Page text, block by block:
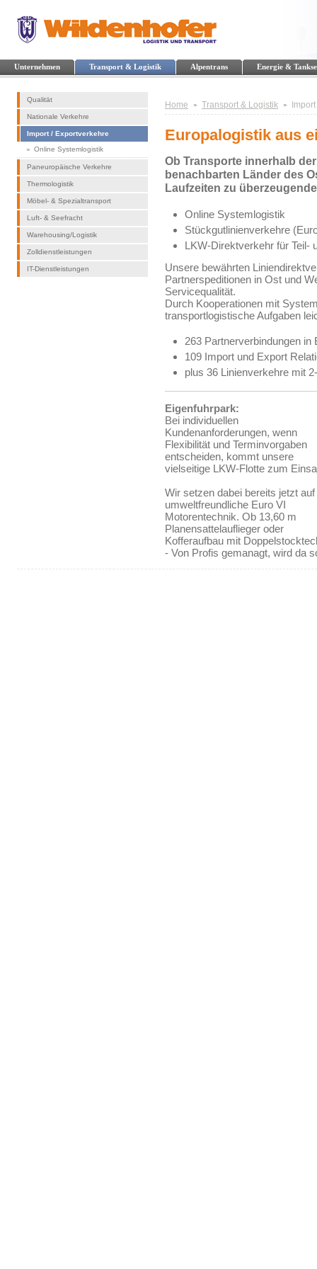
Unternehmen Transport & Logistik Alpentrans Energie &
Qualität
Nationale Verkehre
Import / Exportverkehre
Online Systemlogistik
Paneuropäische Verkehre
Thermologistik
Möbel- & Spezialtransport
Luft- & Seefracht
Warehousing/Logistik
Zolldienstleistungen
IT-Dienstleistungen
Home Transport & Logistik
Europalogistik aus
Ob Transporte innerhalb
benachbarten Länder des
Laufzeiten zu
Online Systemlogistik
Stückgutlinienverkehre
LKW-Direktverkehr für Teil-
Unsere bewährten
Partnerspeditionen in Ost und
Servicequalität.
Durch Kooperationen mit
transportlogistische Aufgaben
263 Partnerverbindungen in
109 Import und Export
plus 36 Linienverkehre mit
Eigenfuhrpark:
Bei individuellen
Kundenanforderungen, wenn
Flexibilität und Terminvorgaben
entscheiden, kommt unsere
vielseitige LKW-Flotte zum
Wir setzen dabei bereits jetzt auf
umweltfreundliche Euro VI
Motorentechnik. Ob 13,60 m
Planensattelauflieger oder
Kofferaufbau mit
- Von Profis gemanagt, wird da